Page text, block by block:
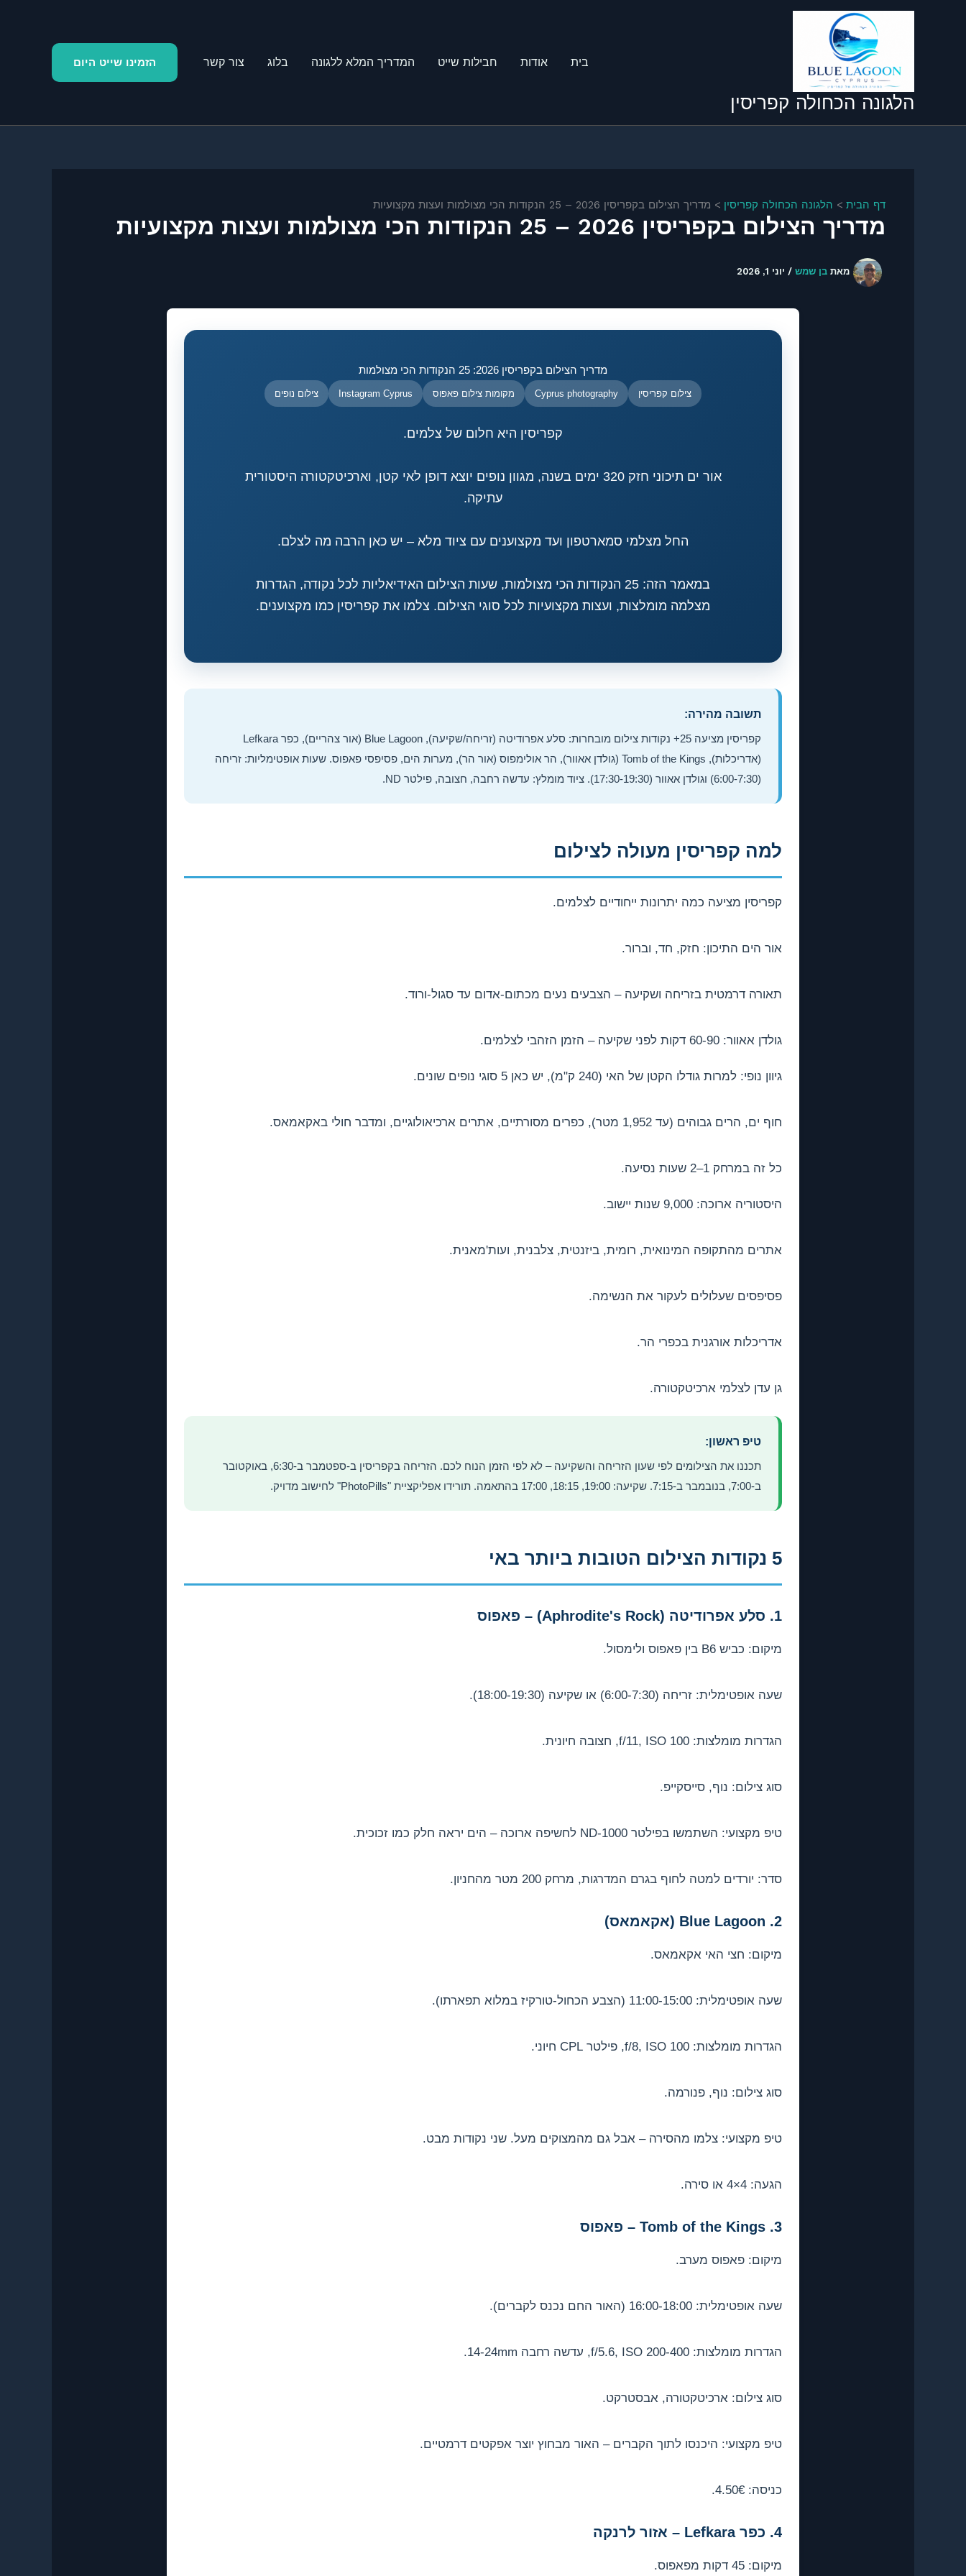
הלגונה הכחולה קפריסין
בית אודות חבילות שייט המדריך המלא ללגונה בלוג צור קשר הזמינו שייט היום
דף הבית הלגונה הכחולה קפריסין מדריך הצילום בקפריסין 2026 – 25 הנקודות הכי מצולמות ועצות מקצועיות
מדריך הצילום בקפריסין 2026 – 25 הנקודות הכי מצולמות ועצות מקצועיות
מאת בן שמש / יוני 1, 2026
מדריך הצילום בקפריסין 2026: 25 הנקודות הכי מצולמות
צילום קפריסין Cyprus photography מקומות צילום פאפוס Instagram Cyprus צילום נופים
קפריסין היא חלום של צלמים.
אור ים תיכוני חזק 320 ימים בשנה, מגוון נופים יוצא דופן לאי קטן, וארכיטקטורה היסטורית
עתיקה.
החל מצלמי סמארטפון ועד מקצוענים עם ציוד מלא – יש כאן הרבה מה לצלם.
במאמר הזה: 25 הנקודות הכי מצולמות, שעות הצילום האידיאליות לכל נקודה, הגדרות
מצלמה מומלצות, ועצות מקצועיות לכל סוגי הצילום. צלמו את קפריסין כמו מקצוענים.
תשובה מהירה:
קפריסין מציעה 25+ נקודות צילום מובחרות: סלע אפרודיטה (זריחה/שקיעה), Blue Lagoon (אור צהריים), כפר Lefkara
(אדריכלות), Tomb of the Kings (גולדן אאוור), הר אולימפוס (אור הר), מערות הים, פסיפסי פאפוס. שעות אופטימליות: זריחה
(6:00-7:30) וגולדן אאוור (17:30-19:30). ציוד מומלץ: עדשה רחבה, חצובה, פילטר ND.
למה קפריסין מעולה לצילום
קפריסין מציעה כמה יתרונות ייחודיים לצלמים.
אור הים התיכון: חזק, חד, וברור.
תאורה דרמטית בזריחה ושקיעה – הצבעים נעים מכתום-אדום עד סגול-ורוד.
גולדן אאוור: 60-90 דקות לפני שקיעה – הזמן הזהבי לצלמים.
גיוון נופי: למרות גודלו הקטן של האי (240 ק"מ), יש כאן 5 סוגי נופים שונים.
חוף ים, הרים גבוהים (עד 1,952 מטר), כפרים מסורתיים, אתרים ארכיאולוגיים, ומדבר חולי באקאמאס.
כל זה במרחק 1–2 שעות נסיעה.
היסטוריה ארוכה: 9,000 שנות יישוב.
אתרים מהתקופה המינואית, רומית, ביזנטית, צלבנית, ועות'מאנית.
פסיפסים שעלולים לעקור את הנשימה.
אדריכלות אורגנית בכפרי הר.
גן עדן לצלמי ארכיטקטורה.
טיפ ראשון:
תכננו את הצילומים לפי שעון הזריחה והשקיעה – לא לפי הזמן הנוח לכם. הזריחה בקפריסין ב-ספטמבר ב-6:30, באוקטובר
ב-7:00, בנובמבר ב-7:15. שקיעה: 19:00, 18:15, 17:00 בהתאמה. תורידו אפליקציית "PhotoPills" לחישוב מדויק.
5 נקודות הצילום הטובות ביותר באי
1. סלע אפרודיטה (Aphrodite's Rock) – פאפוס
מיקום: כביש B6 בין פאפוס ולימסול.
שעה אופטימלית: זריחה (6:00-7:30) או שקיעה (18:00-19:30).
הגדרות מומלצות: f/11, ISO 100, חצובה חיונית.
סוג צילום: נוף, סייסקייפ.
טיפ מקצועי: השתמשו בפילטר ND-1000 לחשיפה ארוכה – הים יראה חלק כמו זכוכית.
סדר: יורדים למטה לחוף בגרם המדרגות, מרחק 200 מטר מהחניון.
2. Blue Lagoon (אקאמאס)
מיקום: חצי האי אקאמאס.
שעה אופטימלית: 11:00-15:00 (הצבע הכחול-טורקיז במלוא תפארתו).
הגדרות מומלצות: f/8, ISO 100, פילטר CPL חיוני.
סוג צילום: נוף, פנורמה.
טיפ מקצועי: צלמו מהסירה – אבל גם מהמצוקים מעל. שני נקודות מבט.
הגעה: 4×4 או סירה.
3. Tomb of the Kings – פאפוס
מיקום: פאפוס מערב.
שעה אופטימלית: 16:00-18:00 (האור החם נכנס לקברים).
הגדרות מומלצות: f/5.6, ISO 200-400, עדשה רחבה 14-24mm.
סוג צילום: ארכיטקטורה, אבסטרקט.
טיפ מקצועי: היכנסו לתוך הקברים – האור מבחוץ יוצר אפקטים דרמטיים.
כניסה: 4.50€.
4. כפר Lefkara – אזור לרנקה
מיקום: 45 דקות מפאפוס.